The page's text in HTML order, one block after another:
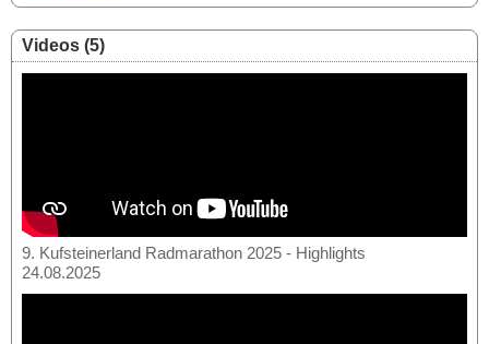
Videos (5)
9. Kufsteinerland Radmarathon 2025 - Highlights
24.08.2025